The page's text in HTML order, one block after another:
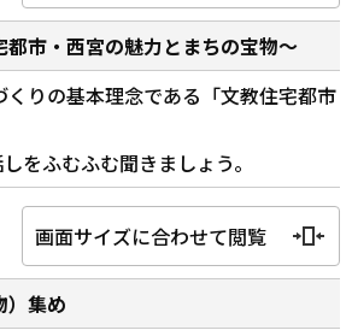
市・西宮の魅力とまちの宝物～
りの基本理念である「文教住宅都市
ふむふむ聞きましょう。
画面サイズに合わせて閲覧
集め